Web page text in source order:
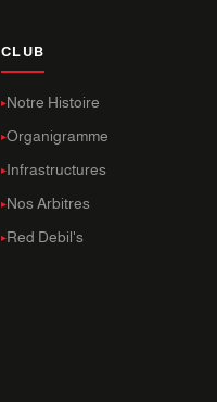
CLUB
Notre Histoire
Organigramme
Infrastructures
Nos Arbitres
Red Debil's